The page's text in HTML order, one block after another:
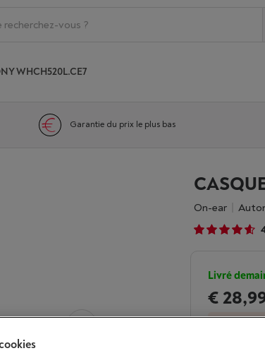
WHCH520L.CE7
Garantie du prix le plus bas
On-ear
Livré
€
Moins de 5